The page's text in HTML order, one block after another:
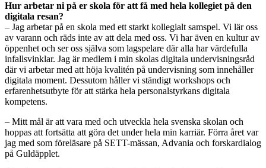
Hur arbetar ni på er skola för att få med hela kollegiet på den
digitala resan?
– Jag arbetar på en skola med ett starkt kollegialt samspel. Vi lär oss
av varann och räds inte av att dela med oss. Vi har även en kultur av
öppenhet och ser oss själva som lagspelare där alla har värdefulla
infallsvinklar. Jag är medlem i min skolas digitala undervisningsråd
där vi arbetar med att höja kvalitén på undervisning som innehåller
digitala moment. Dessutom håller vi ständigt workshops och
erfarenhetsutbyte för att stärka hela personalstyrkans digitala
kompetens.
– Mitt mål är att vara med och utveckla hela svenska skolan och
hoppas att fortsätta att göra det under hela min karriär. Förra året var
jag med som föreläsare på SETT-mässan, Advania och forskardialog
på Guldäpplet.